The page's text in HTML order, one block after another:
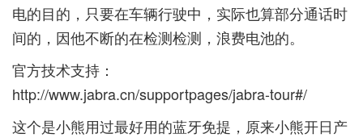
电的目的，只要在车辆行驶中，实际也算部分通话时
间的，因他不断的在检测检测，浪费电池的。
官方技术支持：
http://www.jabra.cn/supportpages/jabra-tour#/
这个是小熊用过最好用的蓝牙免提，原来小熊开日产